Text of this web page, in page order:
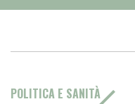
POLITICA E SANITÀ